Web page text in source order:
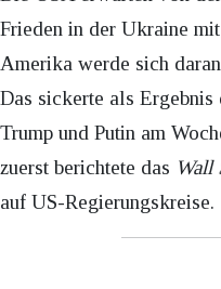
Frieden in der Ukraine
Amerika werde sich
Das sickerte als
Trump und Putin am
zuerst berichtete das Wall
auf US-Regierungskreise.